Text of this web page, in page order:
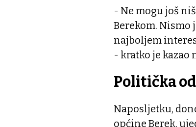
- Ne mogu još
Berekom. Nismo
najboljem
- kratko je kazao
Politička
Naposljetku,
općine Berek,